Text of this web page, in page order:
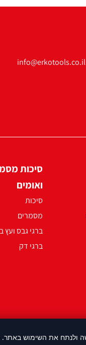
info@erkotools.co.il
סיכות
ואומים
סיכות
מסמרים
ברגי גבס ועץ
ברגי דק